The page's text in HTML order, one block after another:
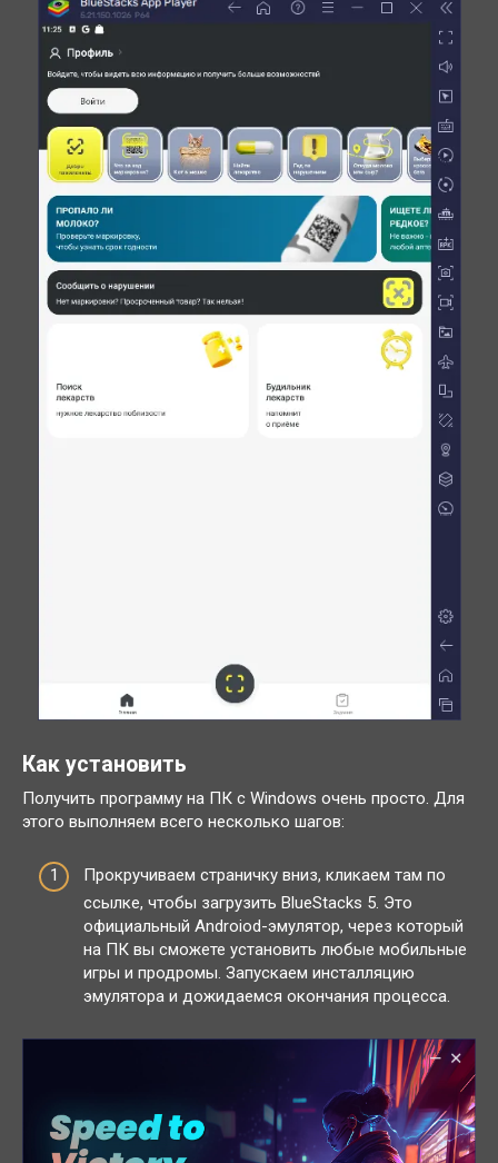
Как установить
Получить программу на ПК с Windows очень просто. Для
этого выполняем всего несколько шагов:
Прокручиваем страничку вниз, кликаем там по
ссылке, чтобы загрузить BlueStacks 5. Это
официальный Androiod-эмулятор, через который
на ПК вы сможете установить любые мобильные
игры и продромы. Запускаем инсталляцию
эмулятора и дожидаемся окончания процесса.